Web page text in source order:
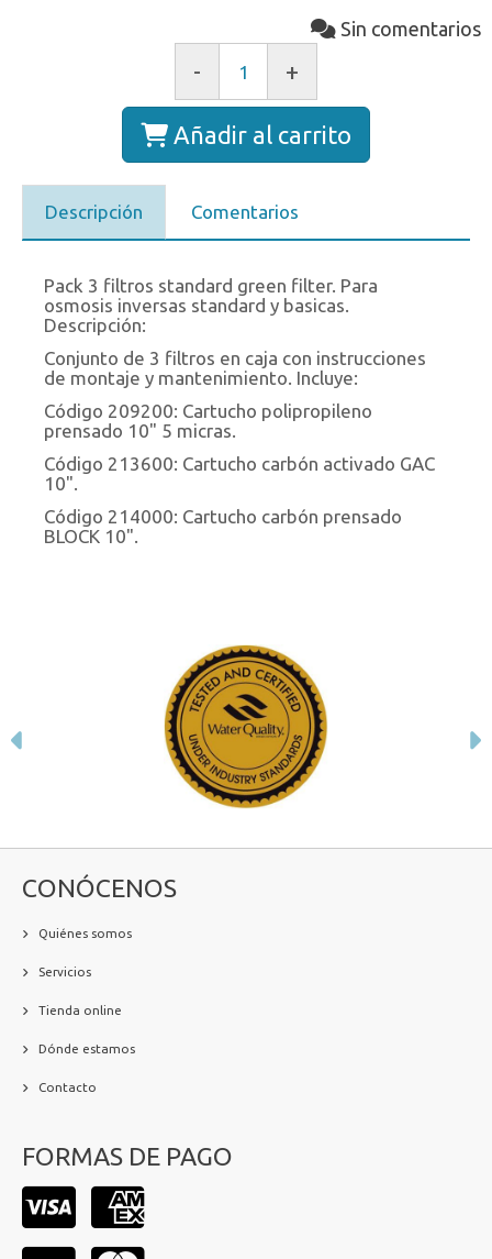
Sin comentarios
- +
Añadir al carrito
Descripción Comentarios
Pack 3 filtros standard green filter. Para
osmosis inversas standard y basicas.
Descripción:
Conjunto de 3 filtros en caja con instrucciones
de montaje y mantenimiento. Incluye:
Código 209200: Cartucho polipropileno
prensado 10" 5 micras.
Código 213600: Cartucho carbón activado GAC
10".
Código 214000: Cartucho carbón prensado
BLOCK 10".
CONÓCENOS
Quiénes somos
Servicios
Tienda online
Dónde estamos
Contacto
FORMAS DE PAGO